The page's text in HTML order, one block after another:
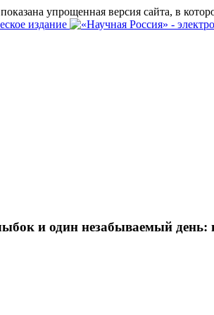
упрощенная версия сайта, в
и один незабываемый